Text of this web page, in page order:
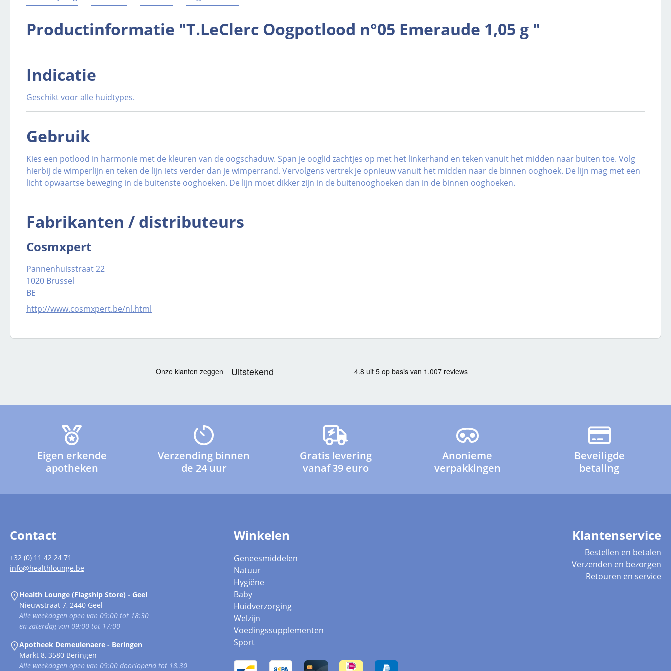
Productinformatie "T.LeClerc Oogpotlood n°05 Emeraude 1,05 g "
Indicatie
Geschikt voor alle huidtypes.
Gebruik
Kies een potlood in harmonie met de kleuren van de oogschaduw. Span je ooglid zachtjes op met het linkerhand en teken vanuit het midden naar buiten toe. Volg
hierbij de wimperlijn en teken de lijn iets verder dan je wimperrand. Vervolgens vertrek je opnieuw vanuit het midden naar de binnen ooghoek. De lijn mag met een
licht opwaartse beweging in de buitenste ooghoeken. De lijn moet dikker zijn in de buitenooghoeken dan in de binnen ooghoeken.
Fabrikanten / distributeurs
Cosmxpert
Pannenhuisstraat 22
1020 Brussel
BE
http://www.cosmxpert.be/nl.html
Eigen erkende
apotheken
Verzending binnen
de 24 uur
Gratis levering
vanaf 39 euro
Anonieme
verpakkingen
Beveiligde
betaling
Contact
+32 (0) 11 42 24 71
info@healthlounge.be
Health Lounge (Flagship Store) - Geel
Nieuwstraat 7, 2440 Geel
Alle weekdagen open van 09:00 tot 18:30
en zaterdag van 09:00 tot 17:00
Apotheek Demeulenaere - Beringen
Markt 8, 3580 Beringen
Alle weekdagen open van 09:00 doorlopend tot 18.30
Winkelen
Geneesmiddelen
Natuur
Hygiëne
Baby
Huidverzorging
Welzijn
Voedingssupplementen
Sport
Klantenservice
Bestellen en betalen
Verzenden en bezorgen
Retouren en service